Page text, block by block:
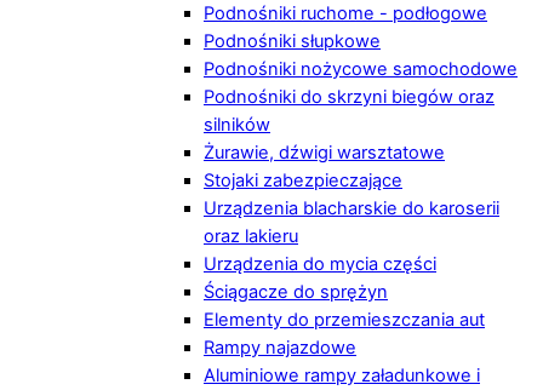
Podnośniki ruchome - podłogowe
Podnośniki słupkowe
Podnośniki nożycowe samochodowe
Podnośniki do skrzyni biegów oraz
silników
Żurawie, dźwigi warsztatowe
Stojaki zabezpieczające
Urządzenia blacharskie do karoserii
oraz lakieru
Urządzenia do mycia części
Ściągacze do sprężyn
Elementy do przemieszczania aut
Rampy najazdowe
Aluminiowe rampy załadunkowe i